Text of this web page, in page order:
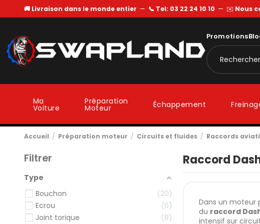
🚚 Livraison dans le monde entier — 📞 Tel: 03 22 24 10 10 — ✉️ Nous
Promotions
Ma
Voiture
Préparation
Moteur Échappement
Accueil Préparation moteur Circuits et fluides Raccords
Raccord
Dans un moteur
du raccord
intensif sur
Filtrer
Type
Bouchon
20
Ecrou
6
Joint torique
8